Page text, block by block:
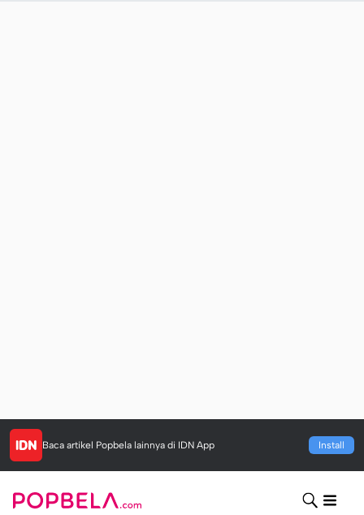
Baca artikel Popbela lainnya di IDN App Install